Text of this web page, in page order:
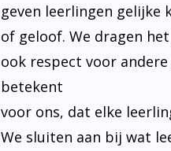
geven leerlingen gelijke
of geloof. We dragen
ook respect voor
betekent
voor ons, dat elke
We sluiten aan bij wat